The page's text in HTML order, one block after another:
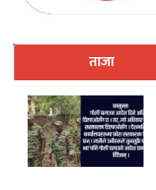
ताजा